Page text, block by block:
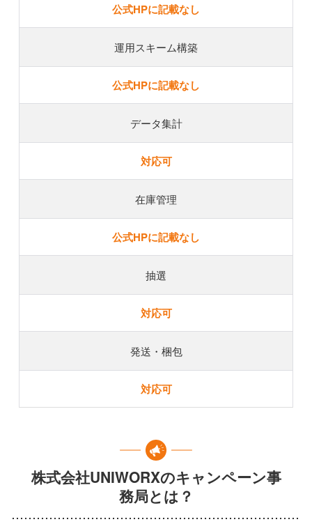
公式HPに記載なし
運用スキーム構築
公式HPに記載なし
データ集計
対応可
在庫管理
公式HPに記載なし
抽選
対応可
発送・梱包
対応可
株式会社UNIWORXのキャンペーン事
務局とは？